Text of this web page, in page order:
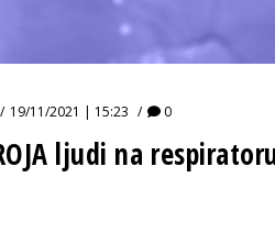
19/11/2021 | 15:23 0
ljudi na